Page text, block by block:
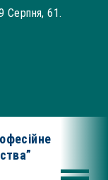
Серпня, 61.